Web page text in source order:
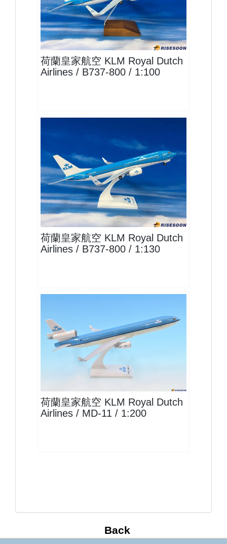
KLM10B738P01
查看
荷蘭皇家航空 KLM Royal Dutch
Airlines / B737-800 / 1:100
KLM13B738P01 $1500
查看
荷蘭皇家航空 KLM Royal Dutch
Airlines / B737-800 / 1:130
KLM20MD11P01
荷蘭皇家航空 KLM Royal Dutch
Airlines / MD-11 / 1:200